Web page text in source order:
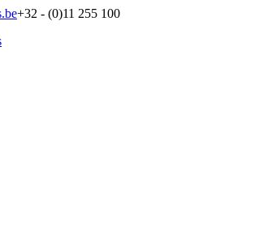
+32 - (0)11 255 100